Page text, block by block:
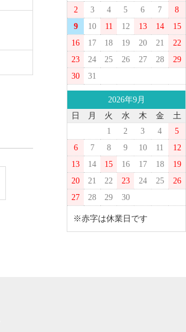
2
3 4 5 6 7
8
9
10 11 12 13 14
15
16
17 18 19 20 21
22
23
24 25 26 27 28
29
30
31
2026年9月
日
月 火 水 木 金
土
1
2 3 4
5
6
7 8 9 10 11
12
13
14 15 16 17 18
19
20
21 22 23 24 25
26
27
28 29 30
※赤字は休業日です